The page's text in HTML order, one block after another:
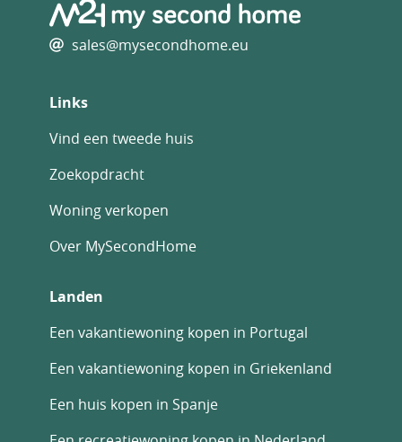
sales@mysecondhome.eu
Links
Vind een tweede huis
Zoekopdracht
Woning verkopen
Over MySecondHome
Landen
Een vakantiewoning kopen in Portugal
Een vakantiewoning kopen in Griekenland
Een huis kopen in Spanje